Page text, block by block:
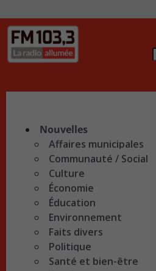
Nouvelles
Affaires municipales
Communauté / Social
Culture
Économie
Éducation
Environnement
Faits divers
Politique
Santé et bien-être